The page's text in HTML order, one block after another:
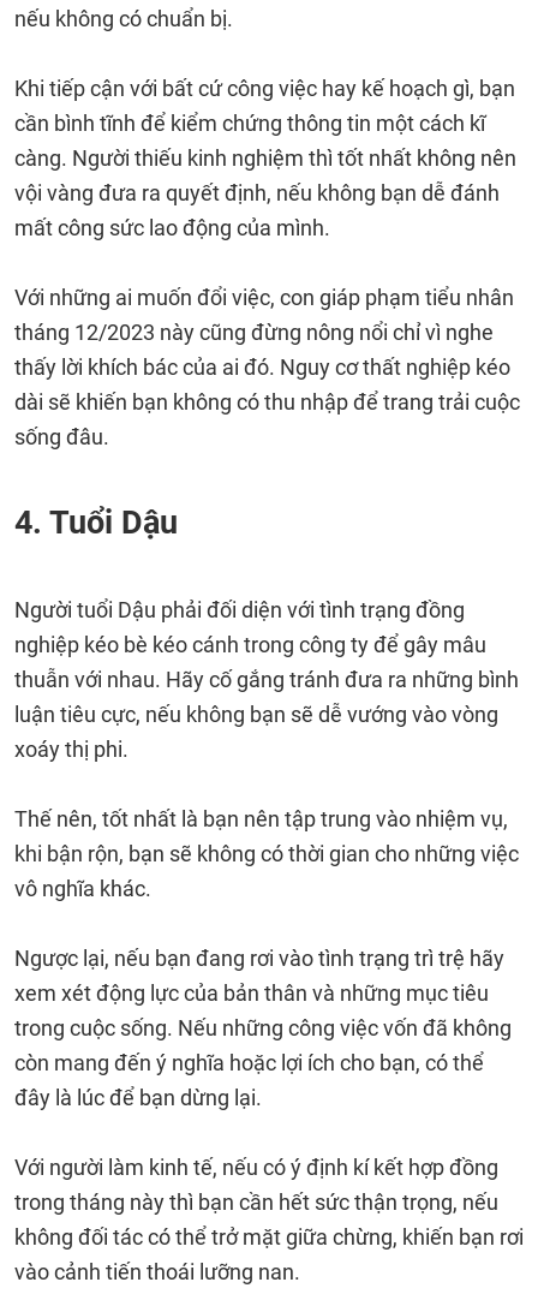
nếu không có chuẩn bị.
Khi tiếp cận với bất cứ công việc hay kế hoạch gì, bạn
cần bình tĩnh để kiểm chứng thông tin một cách kĩ
càng. Người thiếu kinh nghiệm thì tốt nhất không nên
vội vàng đưa ra quyết định, nếu không bạn dễ đánh
mất công sức lao động của mình.
Với những ai muốn đổi việc, con giáp phạm tiểu nhân
tháng 12/2023 này cũng đừng nông nổi chỉ vì nghe
thấy lời khích bác của ai đó. Nguy cơ thất nghiệp kéo
dài sẽ khiến bạn không có thu nhập để trang trải cuộc
sống đâu.
4. Tuổi Dậu
Người tuổi Dậu phải đối diện với tình trạng đồng
nghiệp kéo bè kéo cánh trong công ty để gây mâu
thuẫn với nhau. Hãy cố gắng tránh đưa ra những bình
luận tiêu cực, nếu không bạn sẽ dễ vướng vào vòng
xoáy thị phi.
Thế nên, tốt nhất là bạn nên tập trung vào nhiệm vụ,
khi bận rộn, bạn sẽ không có thời gian cho những việc
vô nghĩa khác.
Ngược lại, nếu bạn đang rơi vào tình trạng trì trệ hãy
xem xét động lực của bản thân và những mục tiêu
trong cuộc sống. Nếu những công việc vốn đã không
còn mang đến ý nghĩa hoặc lợi ích cho bạn, có thể
đây là lúc để bạn dừng lại.
Với người làm kinh tế, nếu có ý định kí kết hợp đồng
trong tháng này thì bạn cần hết sức thận trọng, nếu
không đối tác có thể trở mặt giữa chừng, khiến bạn rơi
vào cảnh tiến thoái lưỡng nan.